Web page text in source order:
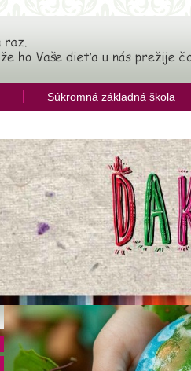
Súkromná základná škola
Veselá výtvarná
Priamo na aktivite